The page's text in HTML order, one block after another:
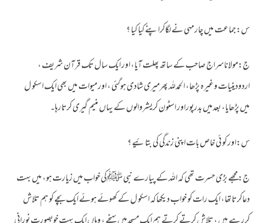
س:جماعت میں چارمہی نے لگاکراپنے کیا کیا ؟
ج:مولاناسراج صاحب کے ساتھ پھلت آیا، اور ایک سال تک قرآن شریف ،
اردودینیات وغیرہ پڑھا، الحمدللہ پھرمیری شادی ہوگئی ، اور میوات میں بھی ایک اسکو ل
میں پڑھایا، بعدمیں بدرپوراور اسٹون کریشروالوں کے یہاں منیم گیری کرتارہا۔
س:اور کو ئی خاص بات اپنی زندگی کی بتائیے ؟
ج:مجھے بڑی حسرت تھی کہ اللہ کے پیارے نبی ﷺکی خواب میں زیارت ہو، میں بہت
دعاکرتاتھا، ایک رات کو خواب دیکھاکہ اسکو ل کے کھوئے ہوئے ایک بچے کو ہم تلاش